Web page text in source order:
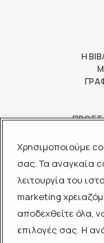
Χρησιμοποιούμε
σας. Τα αναγκαία
λειτουργία του
marketing
αποδεχθείτε όλα,
επιλογές σας. Η
Η